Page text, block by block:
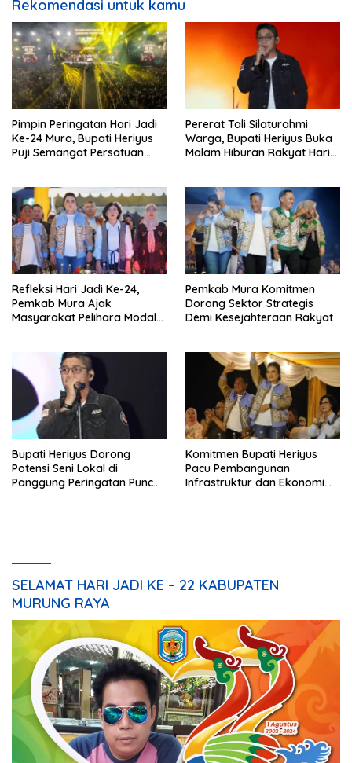
Rekomendasi untuk kamu
Pimpin Peringatan Hari Jadi
Ke-24 Mura, Bupati Heriyus
Puji Semangat Persatuan
Pererat Tali Silaturahmi
Warga, Bupati Heriyus Buka
Malam Hiburan Rakyat Hari
Refleksi Hari Jadi Ke-24,
Pemkab Mura Ajak
Masyarakat Pelihara Modal
Pemkab Mura Komitmen
Dorong Sektor Strategis
Demi Kesejahteraan Rakyat
Bupati Heriyus Dorong
Potensi Seni Lokal di
Panggung Peringatan Puncak
Komitmen Bupati Heriyus
Pacu Pembangunan
Infrastruktur dan Ekonomi
SELAMAT HARI JADI KE – 22 KABUPATEN
MURUNG RAYA